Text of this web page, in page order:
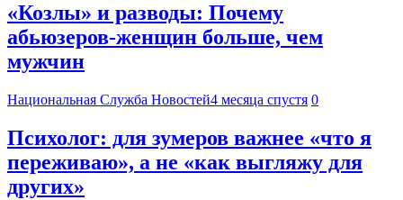
«Козлы» и разводы: Почему
абьюзеров-женщин больше, чем
мужчин
Национальная Служба Новостей4 месяца спустя 0
Психолог: для зумеров важнее «что я
переживаю», а не «как выгляжу для
других»